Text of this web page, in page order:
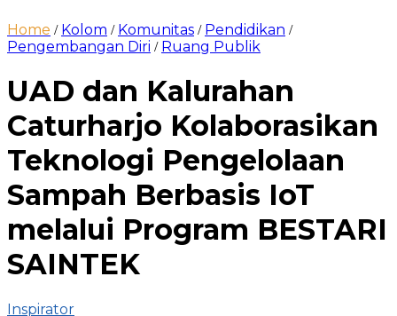
Home / Kolom / Komunitas / Pendidikan /
Pengembangan Diri / Ruang Publik
UAD dan Kalurahan
Caturharjo Kolaborasikan
Teknologi Pengelolaan
Sampah Berbasis IoT
melalui Program BESTARI
SAINTEK
Inspirator